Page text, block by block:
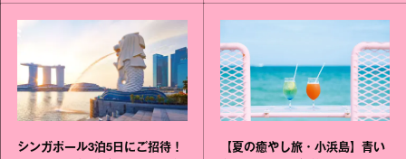
シンガポール3泊5日にご招待！
【夏の癒やし旅・小浜島】青い